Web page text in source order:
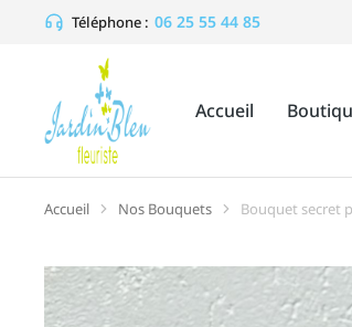
Téléphone : 06 25 55 44 85
Accueil
Vous êtes ici :
Accueil Nos Bouquets Bouquet secret